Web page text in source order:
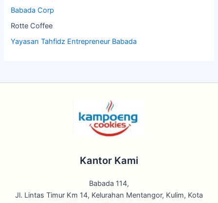
Babada Corp
Rotte Coffee
Yayasan Tahfidz Entrepreneur Babada
Kantor Kami
Babada 114,
Jl. Lintas Timur Km 14, Kelurahan Mentangor, Kulim, Kota